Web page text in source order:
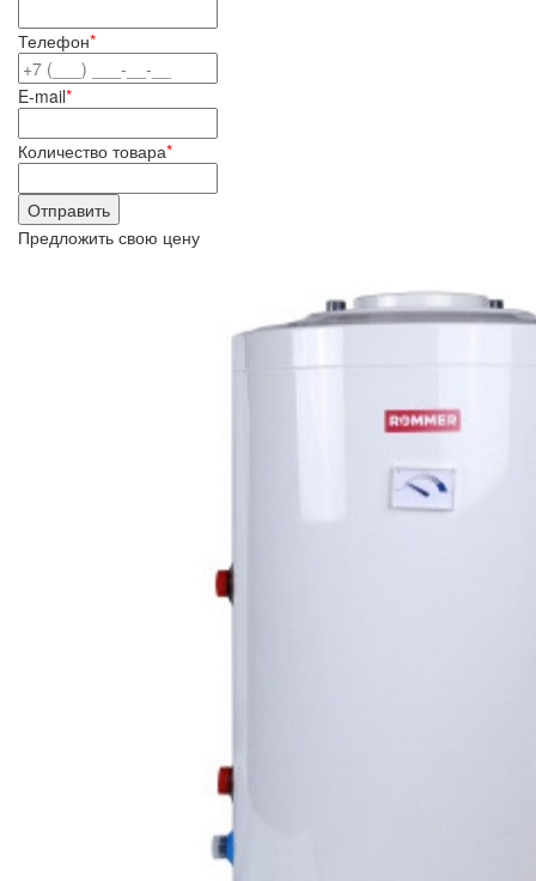
Телефон*
E-mail*
Количество товара*
Предложить свою цену